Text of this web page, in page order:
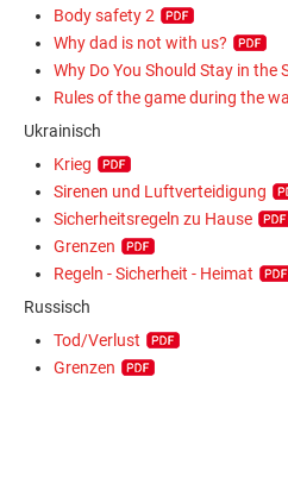
Body safety 2
Why dad is not with us?
Why Do You Should Stay in the
Rules of the game during the
Ukrainisch
Krieg
Sirenen und Luftverteidigung
Sicherheitsregeln zu Hause
Grenzen
Regeln - Sicherheit - Heimat
Russisch
Tod/Verlust
Grenzen